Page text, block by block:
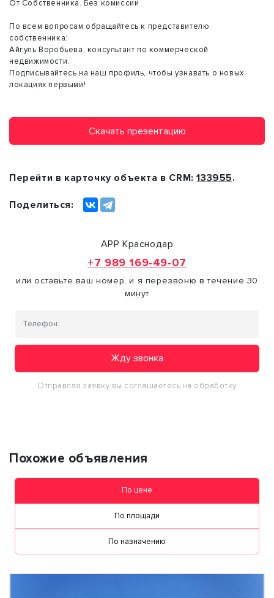
От Собственника. Без комиссии
По всем вопросам обращайтесь к представителю
собственника:
Айгуль Воробьева, консультант по коммерческой
недвижимости.
Подписывайтесь на наш профиль, чтобы узнавать о новых
локациях первыми!
Скачать презентацию
Перейти в карточку объекта в CRM:133955.
Поделиться:
АРР Краснодар
+7 989 169-49-07
или оставьте ваш номер, и я перезвоню в течение 30
минут
Жду звонка
Отправляя заявку вы соглашаетесь на обработку
Похожие объявления
По цене
По площади
По назначению